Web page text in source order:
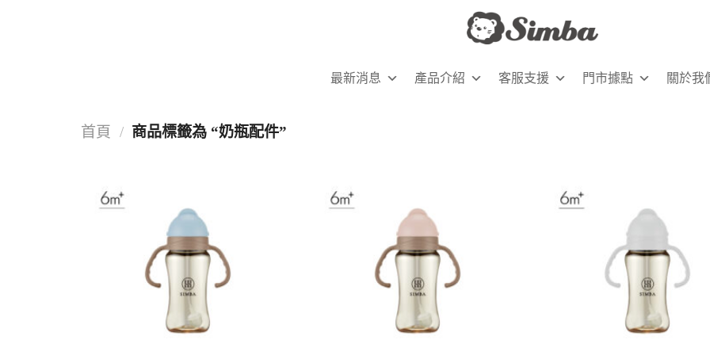
最新消息 產品介紹 客服支援 門市據點 關於我
首頁 / 商品標籤為 “奶瓶配件”